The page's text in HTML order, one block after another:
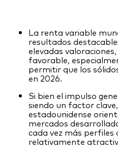
Invierte con nosotros
Supervisión de
Documentación legal
Prevención de fraude
La renta variable
resultados
elevadas
favorable,
permitir que los
en 2026.
Si bien el impulso
siendo un factor
estadounidense
mercados
cada vez más perfiles
relativamente